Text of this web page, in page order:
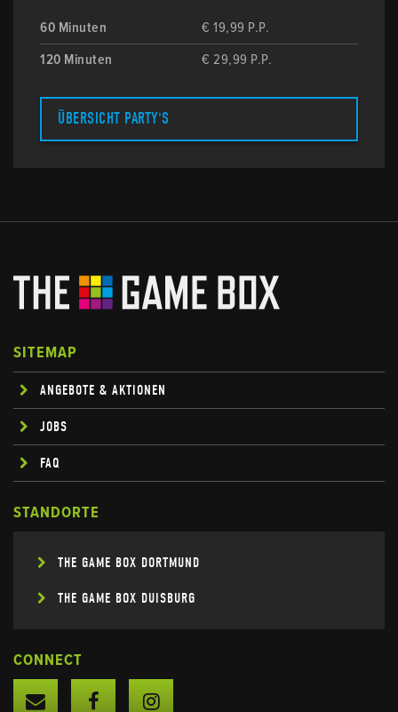
60 Minuten
€ 19,99 P.P.
120 Minuten
€ 29,99 P.P.
ÜBERSICHT PARTY'S
SITEMAP
ANGEBOTE & AKTIONEN
JOBS
FAQ
STANDORTE
THE GAME BOX DORTMUND
THE GAME BOX DUISBURG
CONNECT